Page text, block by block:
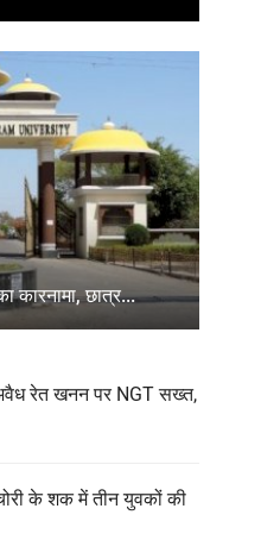
कारनामा, छात्र...
रेत खनन पर NGT सख्त,
के शक में तीन युवकों की